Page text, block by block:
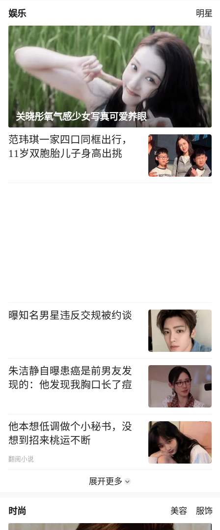
娱乐 明星
关晓彤氧气感少女写真可爱养眼
范玮琪一家四口同框出行，
11岁双胞胎儿子身高出挑
曝知名男星违反交规被约谈
朱洁静自曝患癌是前男友发
现的：他发现我胸口长了痘
他本想低调做个小秘书，没
想到招来桃运不断
翻阅小说
展开更多
时尚 美容 服饰